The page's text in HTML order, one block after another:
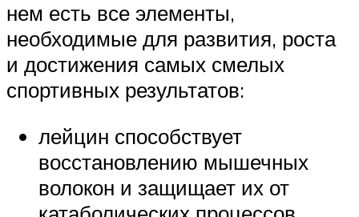
нем есть все элементы,
необходимые для развития, роста
и достижения самых смелых
спортивных результатов:
лейцин способствует
восстановлению мышечных
волокон и защищает их от